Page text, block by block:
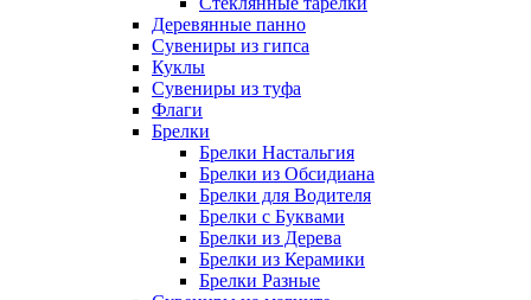
Деревянные панно
Сувениры из гипса
Куклы
Сувениры из туфа
Флаги
Брелки
Брелки Настальгия
Брелки из Обсидиана
Брелки для Водителя
Брелки с Буквами
Брелки из Дерева
Брелки из Керамики
Брелки Разные